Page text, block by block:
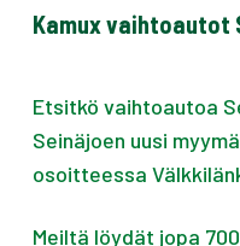
Kamux vaihtoautot
Etsitkö vaihtoautoa
Seinäjoen uusi
osoitteessa
Meiltä löydät jopa